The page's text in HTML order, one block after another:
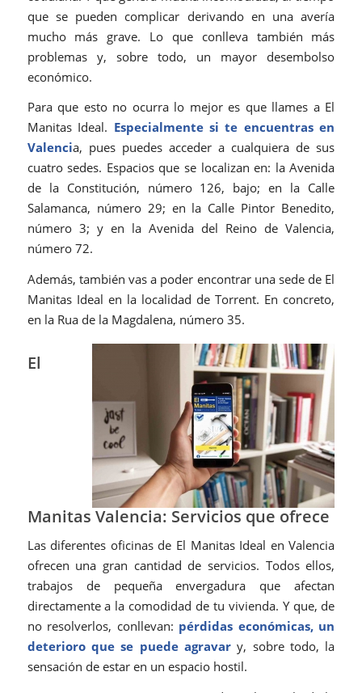
que se pueden complicar derivando en una avería
mucho más grave. Lo que conlleva también más
problemas y, sobre todo, un mayor desembolso
económico.
Para que esto no ocurra lo mejor es que llames a El
Manitas Ideal. Especialmente si te encuentras en
Valencia, pues puedes acceder a cualquiera de sus
cuatro sedes. Espacios que se localizan en: la Avenida
de la Constitución, número 126, bajo; en la Calle
Salamanca, número 29; en la Calle Pintor Benedito,
número 3; y en la Avenida del Reino de Valencia,
número 72.
Además, también vas a poder encontrar una sede de El
Manitas Ideal en la localidad de Torrent. En concreto,
en la Rua de la Magdalena, número 35.
El
Manitas Valencia: Servicios que ofrece
Las diferentes oficinas de El Manitas Ideal en Valencia
ofrecen una gran cantidad de servicios. Todos ellos,
trabajos de pequeña envergadura que afectan
directamente a la comodidad de tu vivienda. Y que, de
no resolverlos, conllevan: pérdidas económicas, un
deterioro que se puede agravar y, sobre todo, la
sensación de estar en un espacio hostil.